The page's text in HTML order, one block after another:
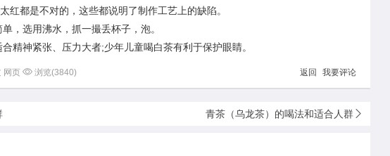
红都是不对的，这些都说明了制作工艺上的缺陷。
选用沸水，抓一撮丢杯子，泡。
神紧张、压力大者;少年儿童喝白茶有利于保护眼睛。
网页  浏览(3840) 返回 我要评论
青茶（乌龙茶）的喝法和适合人群